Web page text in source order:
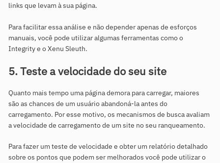
links que levam à sua página.
Para facilitar essa análise e não depender apenas de esforços
manuais, você pode utilizar algumas ferramentas como o
Integrity e o Xenu Sleuth.
5. Teste a velocidade do seu site
Quanto mais tempo uma página demora para carregar, maiores
são as chances de um usuário abandoná-la antes do
carregamento. Por esse motivo, os mecanismos de busca avaliam
a velocidade de carregamento de um site no seu ranqueamento.
Para fazer um teste de velocidade e obter um relatório detalhado
sobre os pontos que podem ser melhorados você pode utilizar o